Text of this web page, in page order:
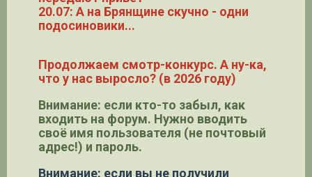
20.07: А на Брянщине скучно - одни
подосиновики...
Продолжаем смотр-конкурс. А ну-ка,
что у нас выросло? (в 2026 году)
Внимание: если кто-то забыл, как
входить на форум. Нужно вводить
своё имя пользователя (не почтовый
адрес!) и пароль.
Внимание: если вы не получили